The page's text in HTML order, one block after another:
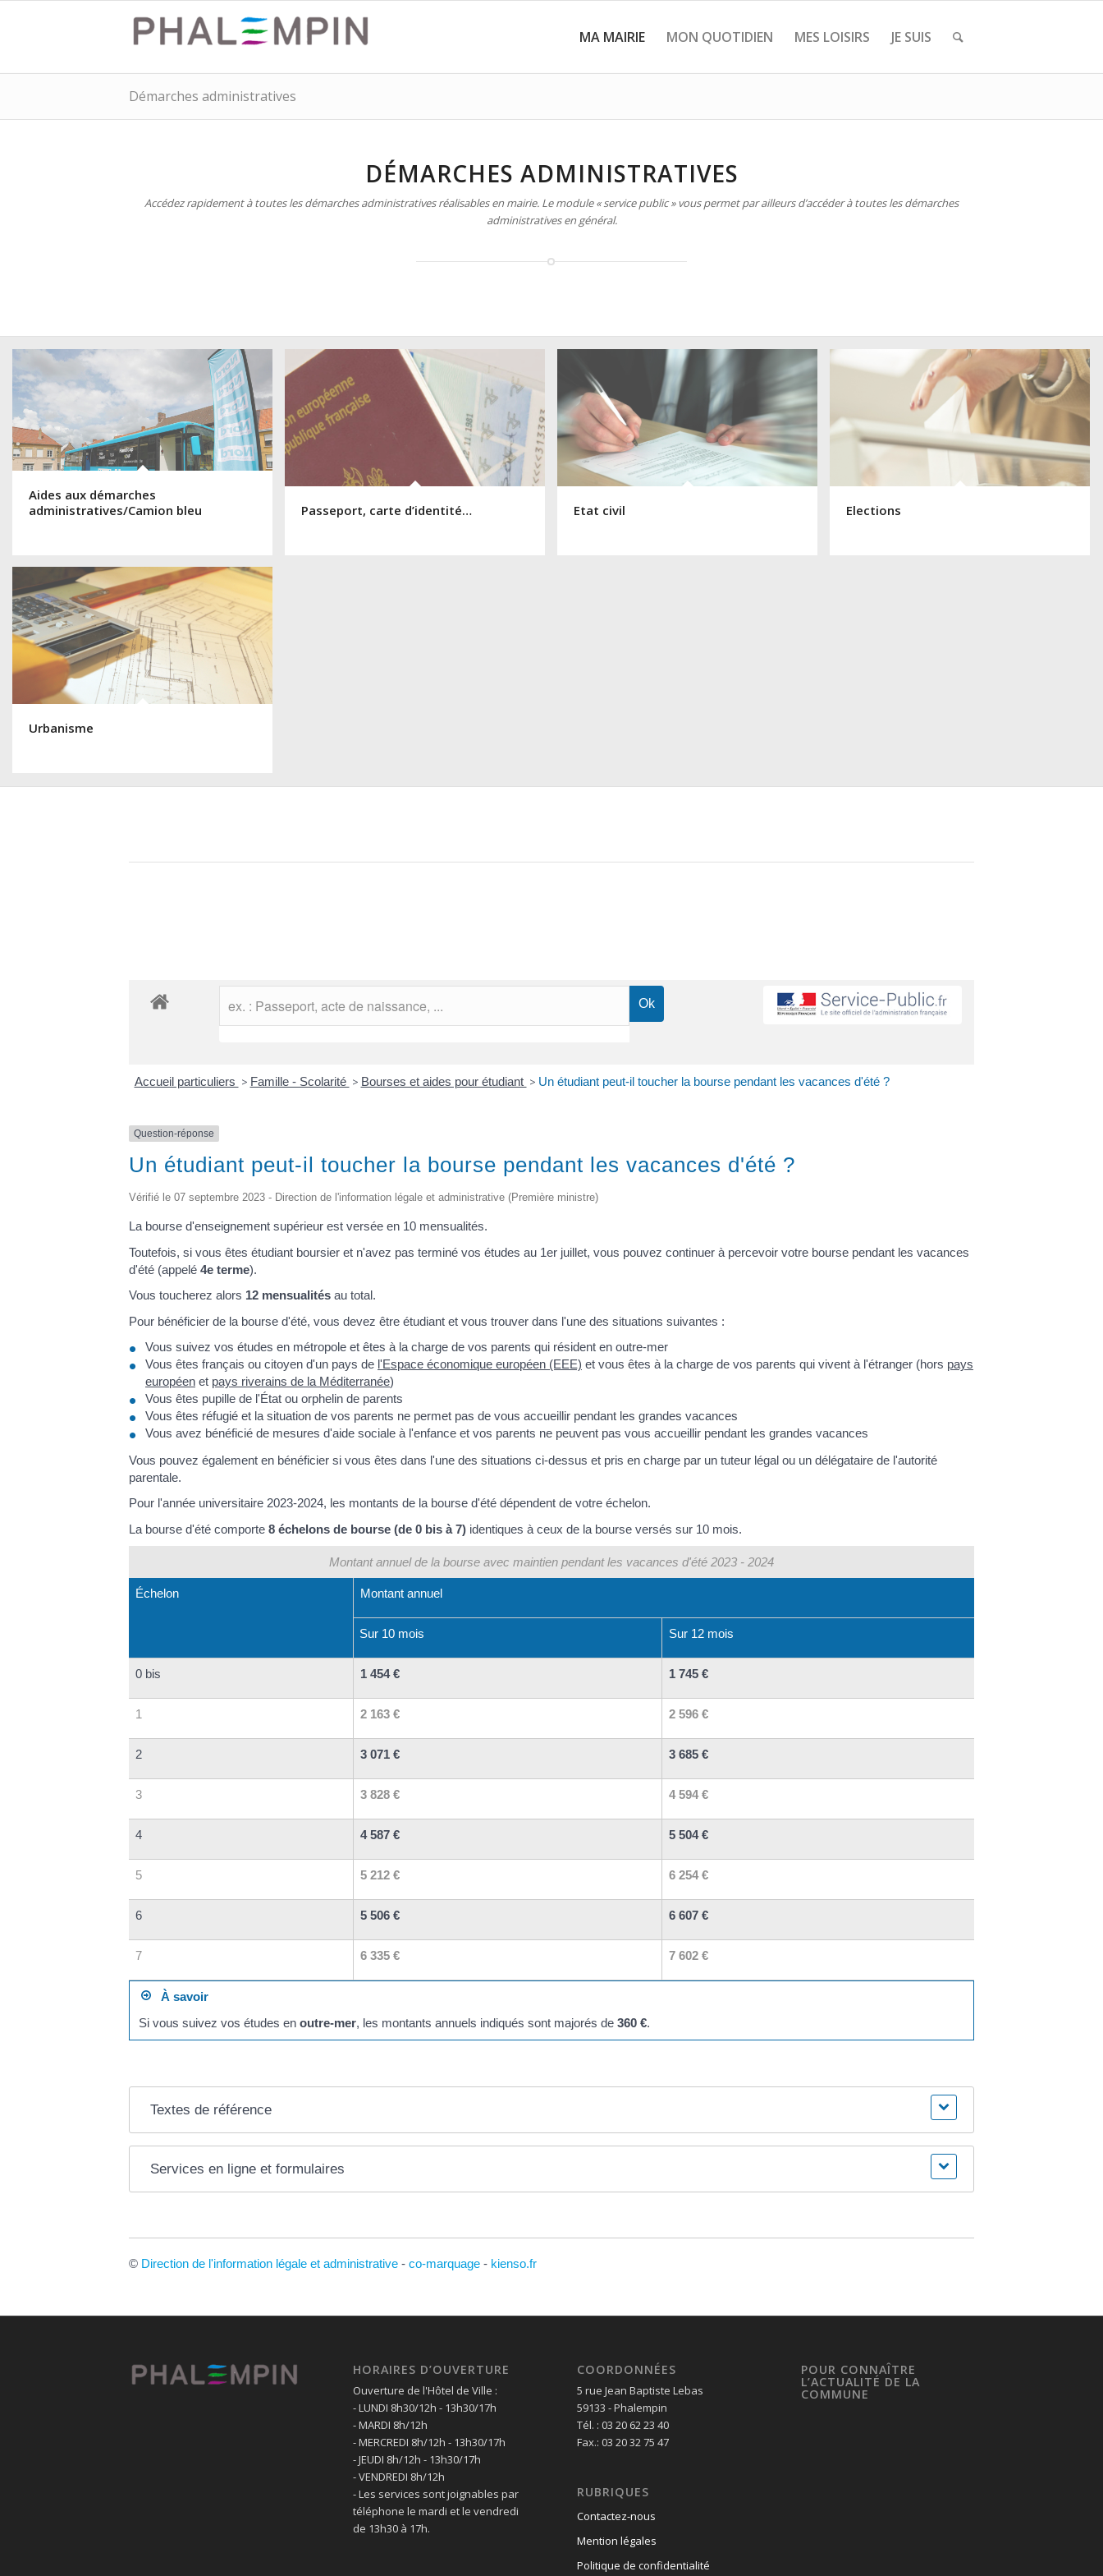
MA MAIRIE MON QUOTIDIEN MES LOISIRS JE SUIS
Démarches administratives
DÉMARCHES ADMINISTRATIVES
Accédez rapidement à toutes les démarches administratives réalisables en mairie. Le module « service public » vous permet par ailleurs d’accéder à toutes les démarches
administratives en général.
Aides aux démarches
administratives/Camion bleu
Passeport, carte d’identité… Etat civil Elections
Urbanisme
Accueil particuliers > Famille - Scolarité > Bourses et aides pour étudiant > Un étudiant peut-il toucher la bourse pendant les vacances d'été ?
Question-réponse
Un étudiant peut-il toucher la bourse pendant les vacances d'été ?
Vérifié le 07 septembre 2023 - Direction de l'information légale et administrative (Première ministre)
La bourse d'enseignement supérieur est versée en 10 mensualités.
Toutefois, si vous êtes étudiant boursier et n'avez pas terminé vos études au 1er juillet, vous pouvez continuer à percevoir votre bourse pendant les vacances
d'été (appelé 4e terme).
Vous toucherez alors 12 mensualités au total.
Pour bénéficier de la bourse d'été, vous devez être étudiant et vous trouver dans l'une des situations suivantes :
Vous suivez vos études en métropole et êtes à la charge de vos parents qui résident en outre-mer
Vous êtes français ou citoyen d'un pays de l'Espace économique européen (EEE) et vous êtes à la charge de vos parents qui vivent à l'étranger (hors pays
européen et pays riverains de la Méditerranée)
Vous êtes pupille de l'État ou orphelin de parents
Vous êtes réfugié et la situation de vos parents ne permet pas de vous accueillir pendant les grandes vacances
Vous avez bénéficié de mesures d'aide sociale à l'enfance et vos parents ne peuvent pas vous accueillir pendant les grandes vacances
Vous pouvez également en bénéficier si vous êtes dans l'une des situations ci-dessus et pris en charge par un tuteur légal ou un délégataire de l'autorité
parentale.
Pour l'année universitaire 2023-2024, les montants de la bourse d'été dépendent de votre échelon.
La bourse d'été comporte 8 échelons de bourse (de 0 bis à 7) identiques à ceux de la bourse versés sur 10 mois.
Montant annuel de la bourse avec maintien pendant les vacances d'été 2023 - 2024
Échelon Montant annuel
Sur 10 mois Sur 12 mois
0 bis 1 454 € 1 745 €
1 2 163 € 2 596 €
2 3 071 € 3 685 €
3 3 828 € 4 594 €
4 4 587 € 5 504 €
5 5 212 € 6 254 €
6 5 506 € 6 607 €
7 6 335 € 7 602 €
À savoir
Si vous suivez vos études enoutre-mer, les montants annuels indiqués sont majorés de360 €.
Textes de référence
Services en ligne et formulaires
© Direction de l'information légale et administrative - co-marquage - kienso.fr
HORAIRES D’OUVERTURE
Ouverture de l'Hôtel de Ville :
- LUNDI 8h30/12h - 13h30/17h
- MARDI 8h/12h
- MERCREDI 8h/12h - 13h30/17h
- JEUDI 8h/12h - 13h30/17h
- VENDREDI 8h/12h
- Les services sont joignables par
téléphone le mardi et le vendredi
de 13h30 à 17h.
COORDONNÉES
5 rue Jean Baptiste Lebas
59133 - Phalempin
Tél. : 03 20 62 23 40
Fax.: 03 20 32 75 47
RUBRIQUES
Contactez-nous
Mention légales
Politique de confidentialité
POUR CONNAÎTRE
L’ACTUALITÉ DE LA
COMMUNE